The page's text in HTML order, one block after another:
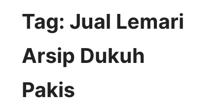
Tag: Jual Lemari
Arsip Dukuh
Pakis